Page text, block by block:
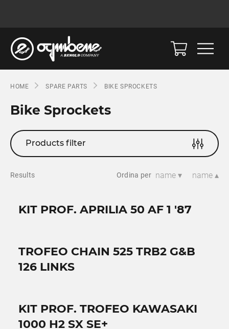
HOME SPARE PARTS BIKE SPROCKETS
Bike Sprockets
Products filter
Results Ordina per name ▾ name ▴
KIT PROF. APRILIA 50 AF 1 '87
TROFEO CHAIN 525 TRB2 G&B
126 LINKS
KIT PROF. TROFEO KAWASAKI
1000 H2 SX SE+